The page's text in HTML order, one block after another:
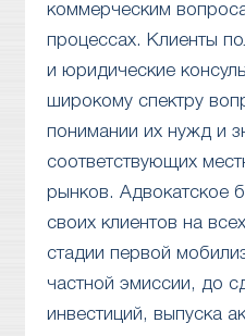
коммерческим
процессах. Клиенты
и юридические
широкому спектру
понимании их нужд и
соответствующих
рынков. Адвокатское
своих клиентов на
стадии первой
частной эмиссии, до
инвестиций, выпуска